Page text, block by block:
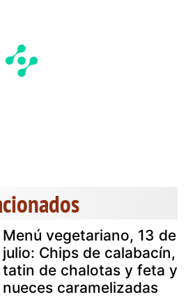
Menú vegetariano, 13 de
julio: Chips de calabacín,
tatin de chalotas y feta y
nueces caramelizadas